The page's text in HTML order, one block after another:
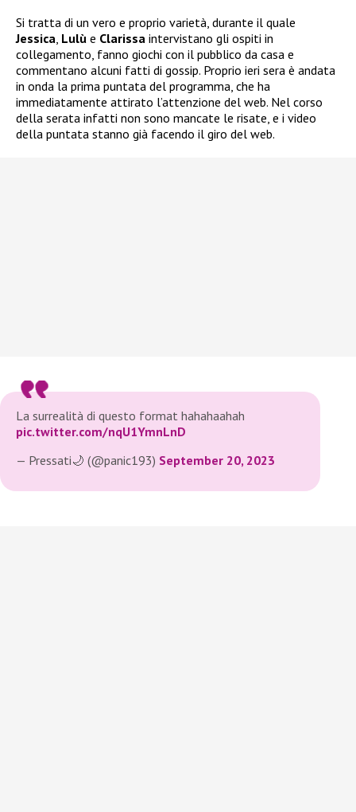
Si tratta di un vero e proprio varietà, durante il quale
Jessica, Lulù e Clarissa intervistano gli ospiti in
collegamento, fanno giochi con il pubblico da casa e
commentano alcuni fatti di gossip. Proprio ieri sera è andata
in onda la prima puntata del programma, che ha
immediatamente attirato l’attenzione del web. Nel corso
della serata infatti non sono mancate le risate, e i video
della puntata stanno già facendo il giro del web.
La surrealità di questo format hahahaahah
pic.twitter.com/nqU1YmnLnD
— Pressati🌙 (@panic193) September 20, 2023